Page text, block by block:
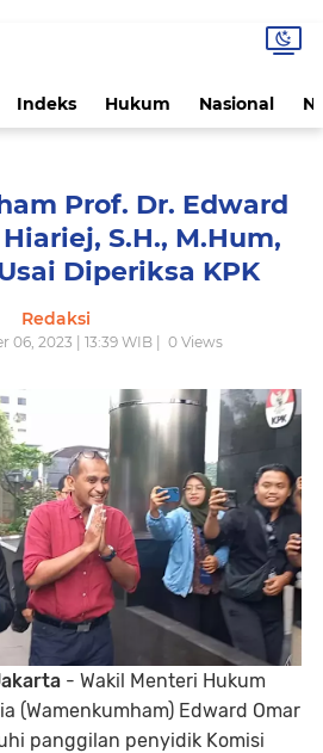
Indeks Hukum Nasional
Prof. Dr. Edward
S.H., M.Hum,
Diperiksa KPK
Redaksi
06, 2023 | 13:39 WIB | 0 Views
- Wakil Menteri Hukum
(Wamenkumham) Edward Omar
panggilan penyidik Komisi